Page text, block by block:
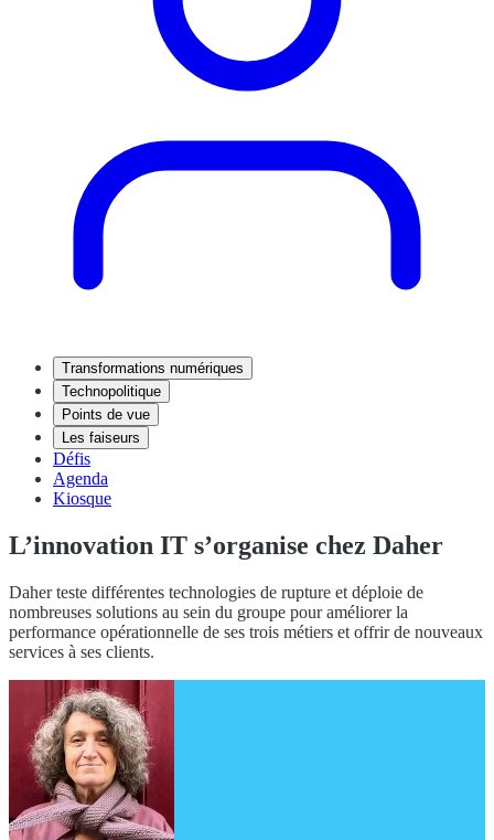
Transformations numériques
Technopolitique
Points de vue
Les faiseurs
Défis
Agenda
Kiosque
L’innovation IT s’organise chez Daher
Daher teste différentes technologies de rupture et déploie de
nombreuses solutions au sein du groupe pour améliorer la
performance opérationnelle de ses trois métiers et offrir de nouveaux
services à ses clients.